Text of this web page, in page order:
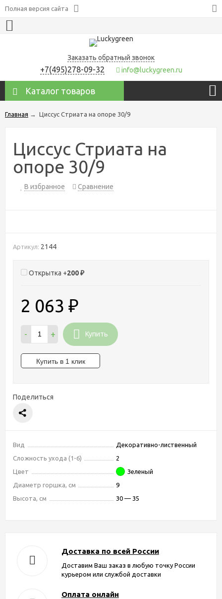
Полная версия сайта
Заказать обратный звонок
+7(495)278-09-32 info@luckygreen.ru
Каталог товаров
Главная → Циссус Стриата на опоре 30/9
Циссус Стриата на
опоре 30/9
В избранное Сравнение
Артикул: 2144
Открытка +200₽
2 063 ₽
- + Купить
Поделиться
Вид
Декоративно-лиственный
Сложность ухода (1-6)
2
Цвет
Зеленый
Диаметр горшка, см
9
Высота, см
30 — 35
Доставка по всей России
Доставим Ваш заказ в любую точку России
курьером или службой доставки
Оплата онлайн